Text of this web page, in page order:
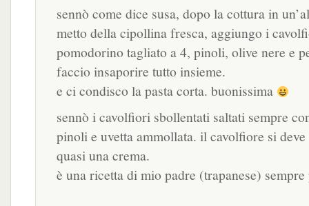
sennò come dice susa, dopo la cottura in
metto della cipollina fresca, aggiungo i
pomodorino tagliato a 4, pinoli, olive nere e
faccio insaporire tutto insieme.
e ci condisco la pasta corta. buonissima
sennò i cavolfiori sbollentati saltati sempre
pinoli e uvetta ammollata. il cavolfiore si
quasi una crema.
è una ricetta di mio padre (trapanese) sempre